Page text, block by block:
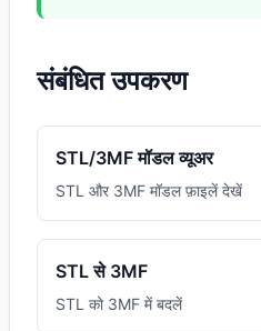
संबंधित उपकरण
STL/3MF मॉडल व्यूअर
STL और 3MF मॉडल फ़ाइलें देखें
STL से 3MF
STL को 3MF में बदलें